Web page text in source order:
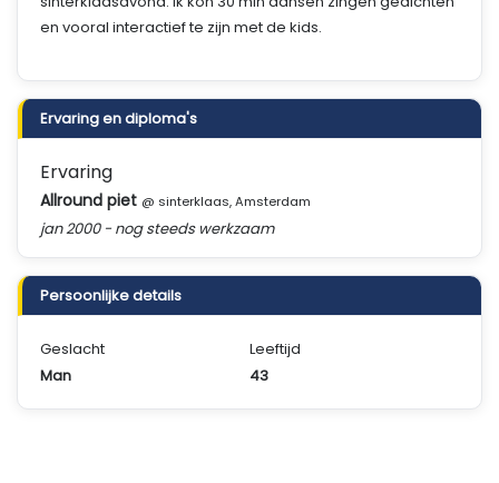
en vooral interactief te zijn met de kids.
Ervaring en diploma's
Ervaring
Allround piet @ sinterklaas, Amsterdam
jan 2000 - nog steeds werkzaam
Persoonlijke details
Geslacht
Man
Leeftijd
43